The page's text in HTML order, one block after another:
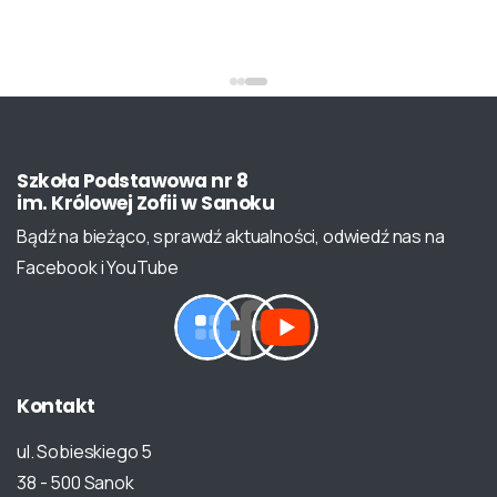
Szkoła Podstawowa nr 8
im. Królowej ZofiiwSanoku
Bądź na bieżąco, sprawdź aktualności, odwiedź nas na
Facebook i YouTube
Kontakt
ul. Sobieskiego 5
38 - 500 Sanok